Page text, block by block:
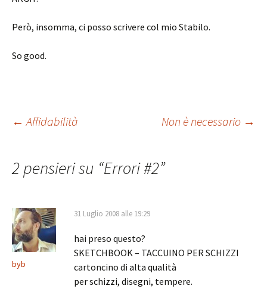
Però, insomma, ci posso scrivere col mio Stabilo.
So good.
Navigazione
articolo
← Affidabilità Non è necessario →
2 pensieri su “Errori #2”
byb
31 Luglio 2008 alle 19:29
hai preso questo?
SKETCHBOOK – TACCUINO PER SCHIZZI
cartoncino di alta qualità
per schizzi, disegni, tempere.